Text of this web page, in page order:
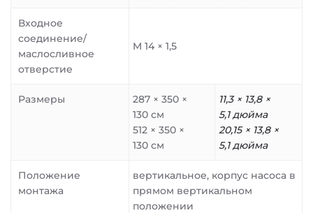
Входное
соединение/
маслосливное
отверстие
M 14 × 1,5
Размеры
287 × 350 ×
130 см
512 × 350 ×
130 см
11,3 × 13,8 ×
5,1 дюйма
20,15 × 13,8 ×
5,1 дюйма
Положение
монтажа
вертикальное, корпус насоса в
прямом вертикальном
положении